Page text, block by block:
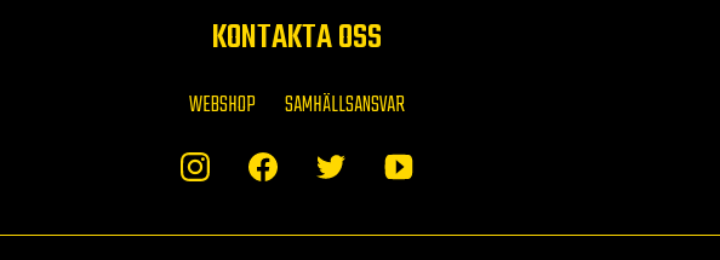
KONTAKTA OSS
WEBSHOP SAMHÄLLSANSVAR